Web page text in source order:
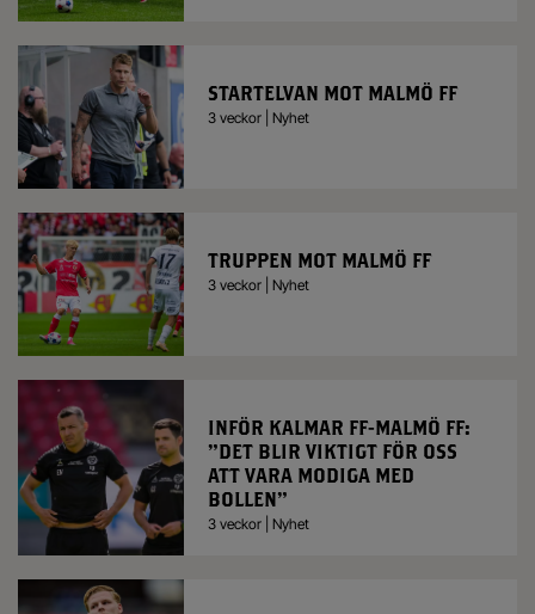
STARTELVAN MOT MALMÖ FF
3 veckor | Nyhet
TRUPPEN MOT MALMÖ FF
3 veckor | Nyhet
INFÖR KALMAR FF-MALMÖ FF:
”DET BLIR VIKTIGT FÖR OSS
ATT VARA MODIGA MED
BOLLEN”
3 veckor | Nyhet